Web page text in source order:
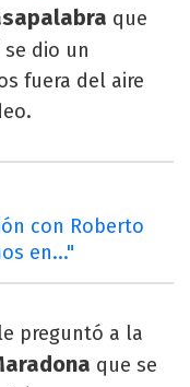
que
dio un
fuera del aire
con Roberto
en..."
le preguntó a la
que se